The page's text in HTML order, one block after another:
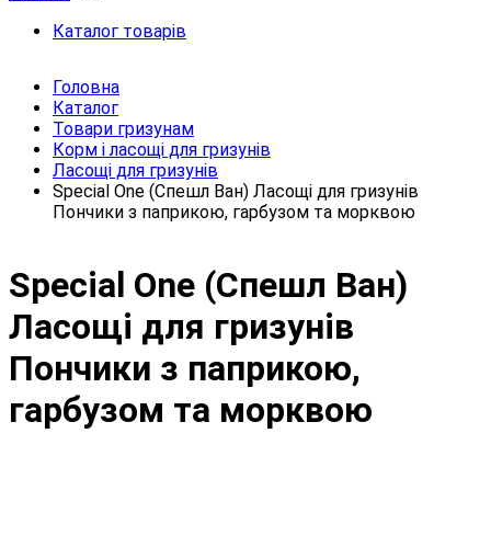
Каталог товарів
Головна
Каталог
Товари гризунам
Корм і ласощі для гризунів
Ласощі для гризунів
Special One (Спешл Ван) Ласощі для гризунів
Пончики з паприкою, гарбузом та морквою
Special One (Спешл Ван)
Ласощі для гризунів
Пончики з паприкою,
гарбузом та морквою